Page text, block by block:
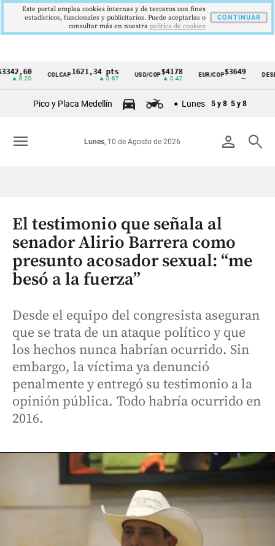
Cintillo
Colombia
COLCAP1621,34 pts USD/COP$4178
▲ 0.42
EUR/COP$3649
—
Pico y Placa Medellín Lunes 5 y 8 5 y 8
person search
Lunes, 10 de Agosto de 2026
menu
El testimonio que señala al
senador Alirio Barrera como
presunto acosador sexual: “me
besó a la fuerza”
Desde el equipo del congresista aseguran
que se trata de un ataque político y que
los hechos nunca habrían ocurrido. Sin
embargo, la víctima ya denunció
penalmente y entregó su testimonio a la
opinión pública. Todo habría ocurrido en
2016.
Este portal emplea cookies internas y de terceros con fines
estadísticos, funcionales y publicitarios. Puede aceptarlas o
consultar más en nuestra politica de cookies
CONTINUAR